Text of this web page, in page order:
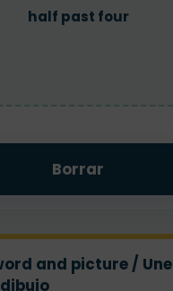
half past four
Borrar
and picture / Une